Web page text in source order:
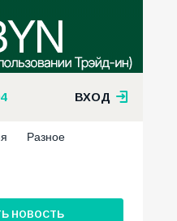
ВХОД
Разное
НОВОСТЬ